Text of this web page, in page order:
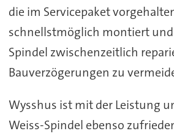
die im Servicepaket
schnellstmöglich montiert
Spindel zwischenzeitlich
Bauverzögerungen zu
Wysshus ist mit der Leistung
Weiss-Spindel ebenso